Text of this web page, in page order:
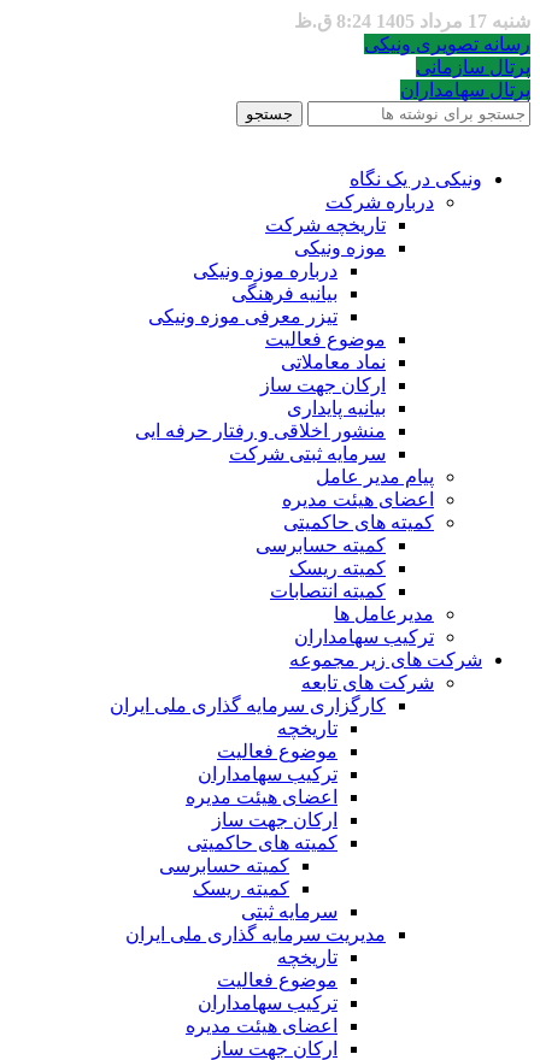
شنبه 17 مرداد 1405 8:24 ق.ظ
رسانه تصویری ونیکی
پرتال سازمانی
پرتال سهامداران
جستجو
ونیکی در یک نگاه
درباره شرکت
تاریخچه شرکت
موزه ونیکی
درباره موزه ونیکی
بیانیه فرهنگی
تیزر معرفی موزه ونیکی
موضوع فعالیت
نماد معاملاتی
ارکان جهت ساز
بیانیه پایداری
منشور اخلاقی و رفتار حرفه ایی
سرمایه ثبتی شرکت
پیام مدیر عامل
اعضای هیئت مدیره
کمیته های حاکمیتی
کمیته حسابرسی
کمیته ریسک
کمیته انتصابات
مدیرعامل ها
ترکیب سهامداران
شرکت های زیر مجموعه
شرکت های تابعه
کارگزاری سرمایه گذاری ملی ایران
تاریخچه
موضوع فعالیت
ترکیب سهامداران
اعضای هیئت مدیره
ارکان جهت ساز
کمیته های حاکمیتی
کمیته حسابرسی
کمیته ریسک
سرمایه ثبتی
مدیریت سرمایه گذاری ملی ایران
تاریخچه
موضوع فعالیت
ترکیب سهامداران
اعضای هیئت مدیره
ارکان جهت ساز